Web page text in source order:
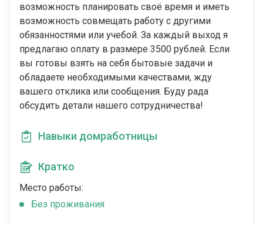
возможность планировать своё время и иметь
возможность совмещать работу с другими
обязанностями или учебой. За каждый выход я
предлагаю оплату в размере 3500 рублей. Если
вы готовы взять на себя бытовые задачи и
обладаете необходимыми качествами, жду
вашего отклика или сообщения. Буду рада
обсудить детали нашего сотрудничества!
Навыки домработницы
Кратко
Место работы:
Без проживания